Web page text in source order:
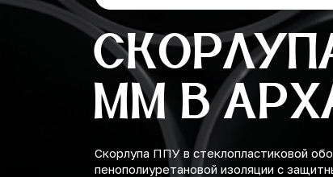
ММ В
Скорлупа ППУ в стеклопластиковой
пенополиуретановой изоляции с